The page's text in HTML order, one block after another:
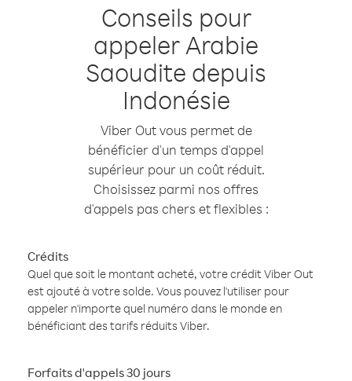
Conseils pour
appeler Arabie
Saoudite depuis
Indonésie
Viber Out vous permet de
bénéficier d'un temps d'appel
supérieur pour un coût réduit.
Choisissez parmi nos offres
d'appels pas chers et flexibles :
Crédits
Quel que soit le montant acheté, votre crédit Viber Out
est ajouté à votre solde. Vous pouvez l'utiliser pour
appeler n'importe quel numéro dans le monde en
bénéficiant des tarifs réduits Viber.
Forfaits d'appels 30 jours